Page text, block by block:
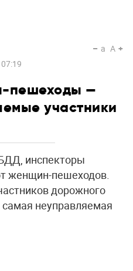
a A
пешеходы —
участники
инспекторы
женщин-пешеходов.
дорожного
неуправляемая